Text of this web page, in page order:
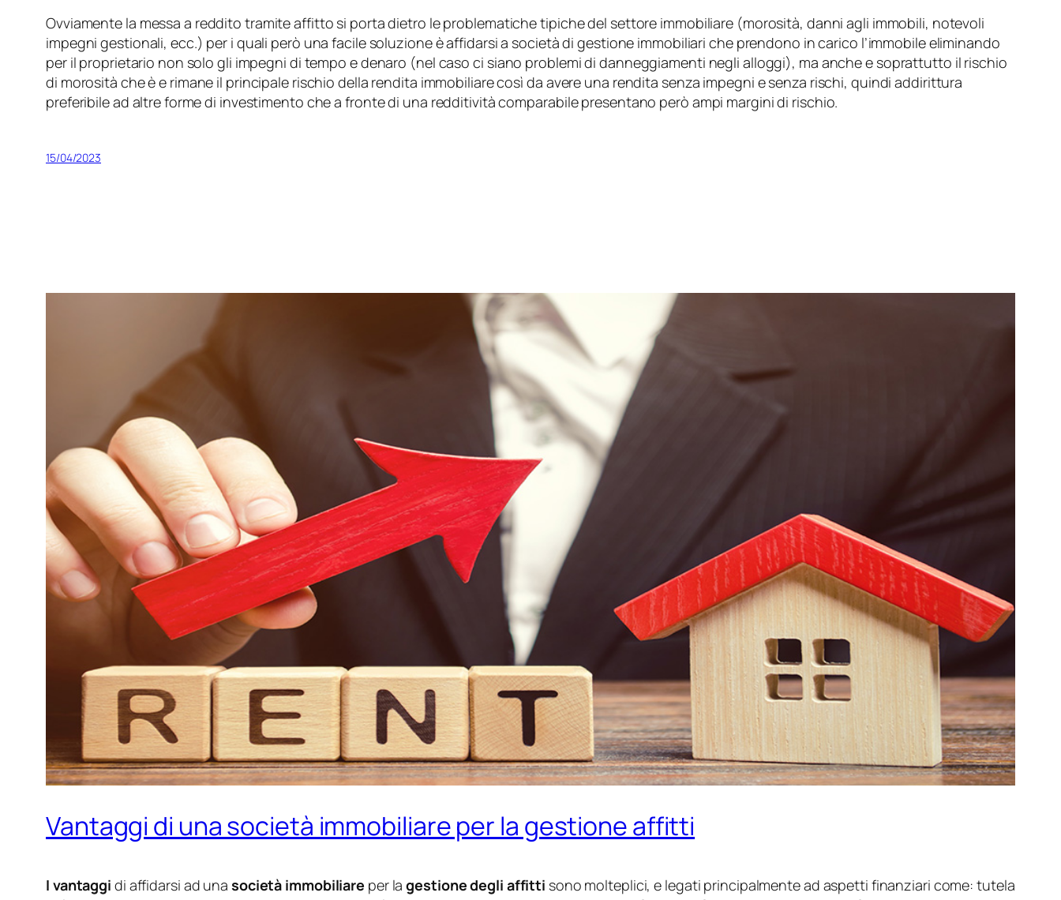
Ovviamente la messa a reddito tramite affitto si porta dietro le problematiche tipiche del settore immobiliare (morosità, danni agli immobili, notevoli
impegni gestionali, ecc.) per i quali però una facile soluzione è affidarsi a società di gestione immobiliari che prendono in carico l’immobile eliminando
per il proprietario non solo gli impegni di tempo e denaro (nel caso ci siano problemi di danneggiamenti negli alloggi), ma anche e soprattutto il rischio
di morosità che è e rimane il principale rischio della rendita immobiliare così da avere una rendita senza impegni e senza rischi, quindi addirittura
preferibile ad altre forme di investimento che a fronte di una redditività comparabile presentano però ampi margini di rischio.
15/04/2023
Vantaggi di una società immobiliare per la gestione affitti
I vantaggi di affidarsi ad una società immobiliare per la gestione degli affitti sono molteplici, e legati principalmente ad aspetti finanziari come: tutela